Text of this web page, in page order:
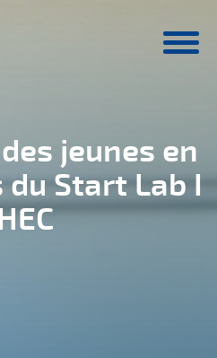
jeunes en
Start Lab I